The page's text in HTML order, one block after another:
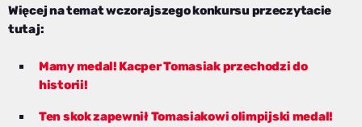
Więcej na temat wczorajszego konkursu przeczytacie
tutaj:
Mamy medal! Kacper Tomasiak przechodzi do
historii!
Ten skok zapewnił Tomasiakowi olimpijski medal!